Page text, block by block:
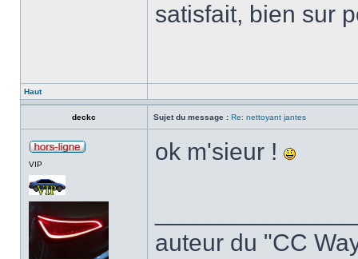
satisfait, bien sur
Haut
deckc Sujet du message : Re: nettoyant jantes
VIP ok m'sieur !
auteur du "CC